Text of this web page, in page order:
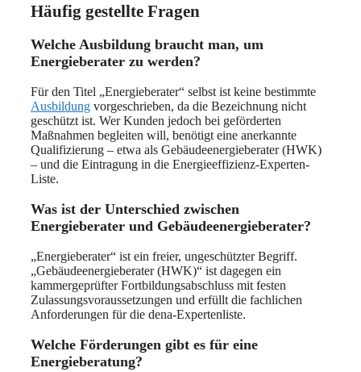
Häufig gestellte Fragen
Welche Ausbildung braucht man, um
Energieberater zu werden?
Für den Titel „Energieberater“ selbst ist keine bestimmte
Ausbildung vorgeschrieben, da die Bezeichnung nicht
geschützt ist. Wer Kunden jedoch bei geförderten
Maßnahmen begleiten will, benötigt eine anerkannte
Qualifizierung – etwa als Gebäudeenergieberater (HWK)
– und die Eintragung in die Energieeffizienz-Experten-
Liste.
Was ist der Unterschied zwischen
Energieberater und Gebäudeenergieberater?
„Energieberater“ ist ein freier, ungeschützter Begriff.
„Gebäudeenergieberater (HWK)“ ist dagegen ein
kammergeprüfter Fortbildungsabschluss mit festen
Zulassungsvoraussetzungen und erfüllt die fachlichen
Anforderungen für die dena-Expertenliste.
Welche Förderungen gibt es für eine
Energieberatung?